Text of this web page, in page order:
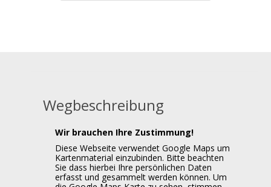
Wegbeschreibung
Wir brauchen Ihre Zustimmung!
Diese Webseite verwendet Google Maps um
Kartenmaterial einzubinden. Bitte beachten
Sie dass hierbei Ihre persönlichen Daten
erfasst und gesammelt werden können. Um